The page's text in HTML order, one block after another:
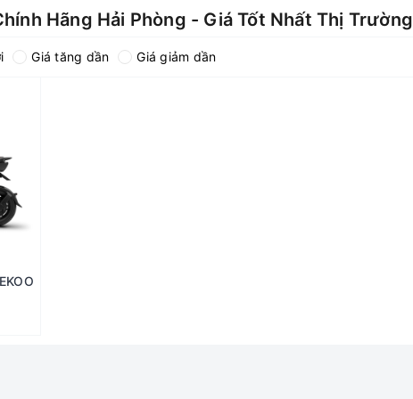
Hãng Hải Phòng - Giá Tốt Nhất Thị Trường
Giá tăng dần Giá giảm dần